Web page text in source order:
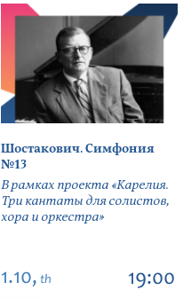
Шостакович. Симфония
№13
В рамках проекта «Карелия.
Три кантаты для солистов,
хора и оркестра»
1.10, th 19:00